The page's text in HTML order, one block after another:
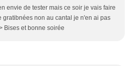
envie de tester mais ce soir je vais faire
gratibnées non au cantal je n'en ai pas
Bises et bonne soirée